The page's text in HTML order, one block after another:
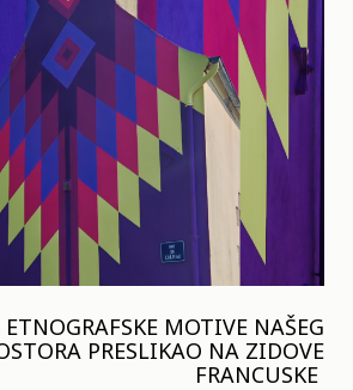
ETNOGRAFSKE MOTIVE NAŠEG
PRESLIKAO NA ZIDOVE
FRANCUSKE